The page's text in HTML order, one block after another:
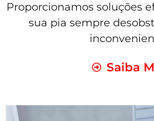
Proporcionamos soluções
sua pia sempre
Saiba